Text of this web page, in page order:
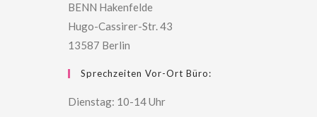
BENN Hakenfelde
Hugo-Cassirer-Str. 43
13587 Berlin
Sprechzeiten Vor-Ort Büro:
Dienstag: 10-14 Uhr